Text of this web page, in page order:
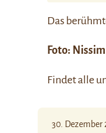
Das
Foto:
Findet alle
30. Dezember